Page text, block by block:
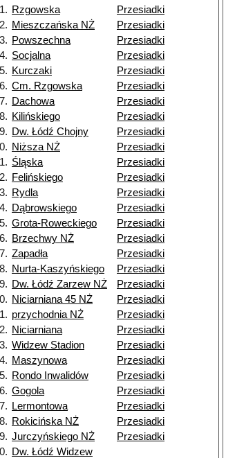
Rzgowska
Przesiadki
Mieszczańska NŻ
Przesiadki
Powszechna
Przesiadki
Socjalna
Przesiadki
Kurczaki
Przesiadki
Cm. Rzgowska
Przesiadki
Dachowa
Przesiadki
Kilińskiego
Przesiadki
Dw. Łódź Chojny
Przesiadki
Niższa NŻ
Przesiadki
Śląska
Przesiadki
Felińskiego
Przesiadki
Rydla
Przesiadki
Dąbrowskiego
Przesiadki
Grota-Roweckiego
Przesiadki
Brzechwy NŻ
Przesiadki
Zapadła
Przesiadki
Nurta-Kaszyńskiego
Przesiadki
Dw. Łódź Zarzew NŻ
Przesiadki
Niciarniana 45 NŻ
Przesiadki
przychodnia NŻ
Przesiadki
Niciarniana
Przesiadki
Widzew Stadion
Przesiadki
Maszynowa
Przesiadki
Rondo Inwalidów
Przesiadki
Gogola
Przesiadki
Lermontowa
Przesiadki
Rokicińska NŻ
Przesiadki
Jurczyńskiego NŻ
Przesiadki
Dw. Łódź Widzew